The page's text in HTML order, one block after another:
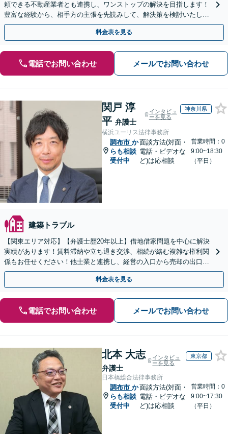
頼できる不動産業者とも連携し、ワンストップの解決を目指します！
豊富な経験から、相手方の主張を先読みして、解決策を検討いたしま
す【柴崎駅3分】【土日祝対応可】
料金表を見る
電話でお問い合わせ メールでお問い合わせ
関戸 淳
平 弁護士
インタビュ
ーを見る
神奈川県
横浜ユーリス法律事務所
調布市 か
らも相談
受付中
面談方法(対面・
電話・ビデオな
ど)は応相談
営業時間：0
9:00~18:30
（平日）
建築トラブル
【関東エリア対応】【弁護士歴20年以上】借地借家問題を中心に解決
実績があります！賃料滞納や立ち退き交渉、相続が絡む複雑な権利関
係もお任せください！他士業と連携し、経営の入口から売却の出口ま
で一貫サポート【夜間や休日相談も対応可能】
料金表を見る
電話でお問い合わせ メールでお問い合わせ
北本 大志
弁護士
インタビュ
ーを見る
東京都
日本橋総合法律事務所
調布市 か
らも相談
受付中
面談方法(対面・
電話・ビデオな
ど)は応相談
営業時間：0
9:00~17:30
（平日）